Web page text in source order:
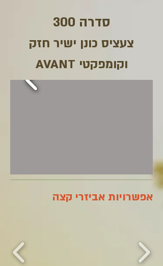
סדרה 300
צעציס כונן ישיר חזק
וקומפקטי AVANT
אפשרויות אביזרי קצה